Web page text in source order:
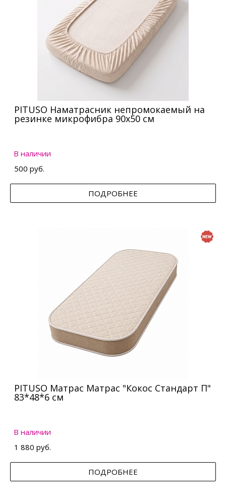
PITUSO Наматрасник непромокаемый на
резинке микрофибра 90х50 см
В наличии
500 руб.
ПОДРОБНЕЕ
PITUSO Матрас Матрас "Кокос Стандарт П"
83*48*6 см
В наличии
1 880 руб.
ПОДРОБНЕЕ